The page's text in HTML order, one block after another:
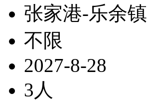
张家港-乐余镇
不限
2027-8-28
3人